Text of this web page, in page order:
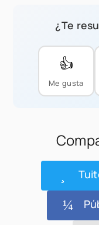
¿Te
👍
Me gusta